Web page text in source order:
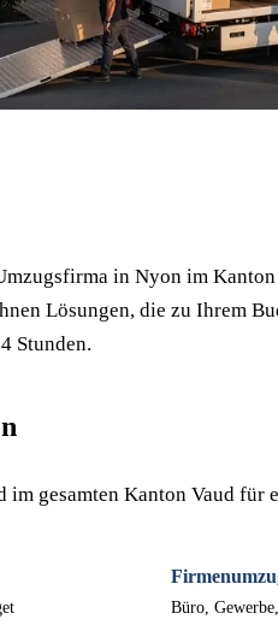
in Nyon im
Lösungen, die zu Ihrem
Stunden.
gesamten Kanton Vaud für
Büro,